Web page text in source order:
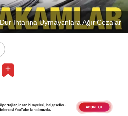
Dur İhtarına Uymayanlara Ağır Cezalar